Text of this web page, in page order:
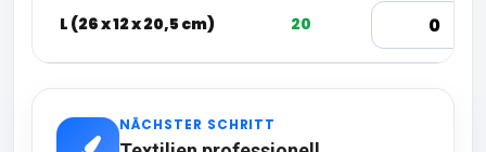
L (26 x 12 x 20,5 cm) 20
NÄCHSTER SCHRITT